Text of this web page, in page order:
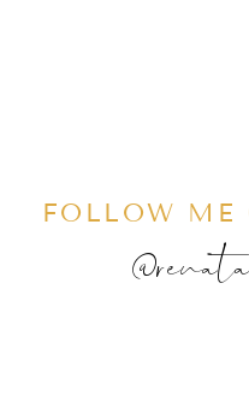
FOLLOW ME